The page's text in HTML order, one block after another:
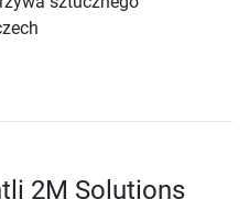
2M Solutions